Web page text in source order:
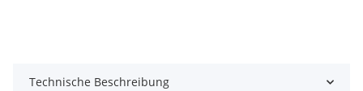
Technische Beschreibung